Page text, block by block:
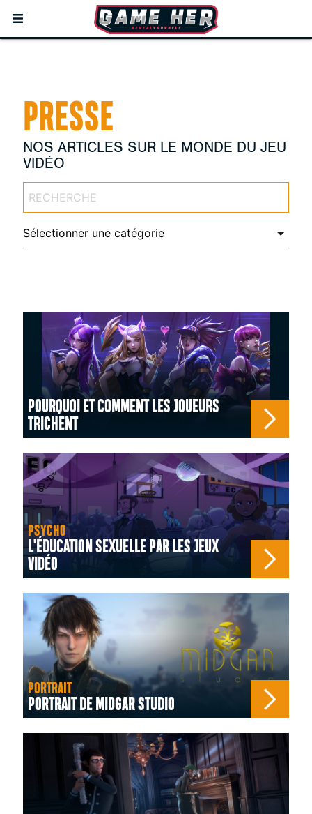
PRESSE
NOS ARTICLES SUR LE MONDE DU JEU
VIDÉO
POURQUOI ET COMMENT LES JOUEURS
TRICHENT
PSYCHO
L'ÉDUCATION SEXUELLE PAR LES JEUX
VIDÉO
PORTRAIT
PORTRAIT DE MIDGAR STUDIO